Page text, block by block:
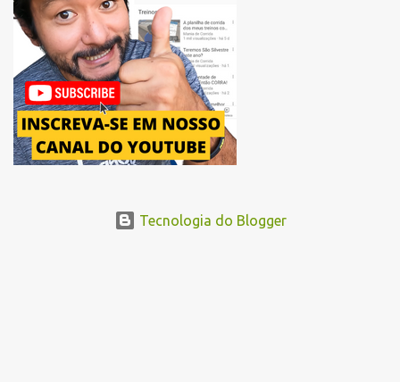
Avenida Pacaembu, os corredores seguirão pela Avenida Doutor
Abraão Ribeiro, passando ao lado do Memorial da América Latina,
acessando a Avenida Norma Pieruccini Giannotti, a Avenida Rudge e
...
Tecnologia do Blogger